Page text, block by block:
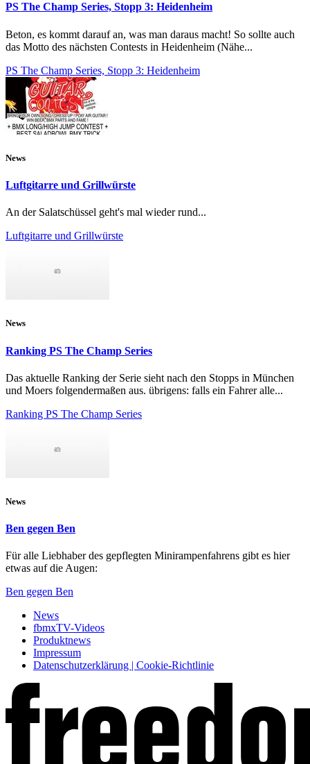
PS The Champ Series, Stopp 3: Heidenheim
Beton, es kommt darauf an, was man daraus macht! So sollte auch
das Motto des nächsten Contests in Heidenheim (Nähe...
PS The Champ Series, Stopp 3: Heidenheim
News
Luftgitarre und Grillwürste
An der Salatschüssel geht's mal wieder rund...
Luftgitarre und Grillwürste
News
Ranking PS The Champ Series
Das aktuelle Ranking der Serie sieht nach den Stopps in München
und Moers folgendermaßen aus. übrigens: falls ein Fahrer alle...
Ranking PS The Champ Series
News
Ben gegen Ben
Für alle Liebhaber des gepflegten Minirampenfahrens gibt es hier
etwas auf die Augen:
Ben gegen Ben
News
fbmxTV-Videos
Produktnews
Impressum
Datenschutzerklärung | Cookie-Richtlinie